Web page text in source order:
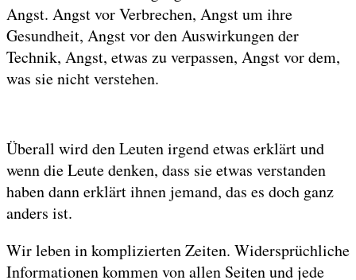
Angst. Angst vor Verbrechen, Angst um ihre
Gesundheit, Angst vor den Auswirkungen der
Technik, Angst, etwas zu verpassen, Angst vor dem,
was sie nicht verstehen.
Überall wird den Leuten irgend etwas erklärt und
wenn die Leute denken, dass sie etwas verstanden
haben dann erklärt ihnen jemand, das es doch ganz
anders ist.
Wir leben in komplizierten Zeiten. Widersprüchliche
Informationen kommen von allen Seiten und jede